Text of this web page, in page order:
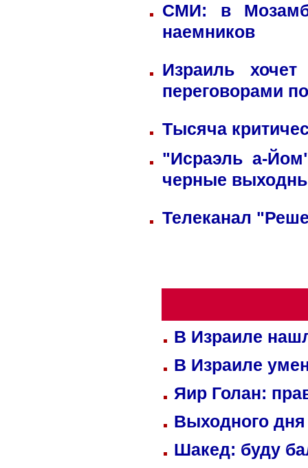
СМИ: в
наемников
Израиль
переговорами
Тысяча
"Исраэль а-
черные
Телеканал
В Израиле
В Израиле
Яир Голан:
Выходного
Шакед: буду